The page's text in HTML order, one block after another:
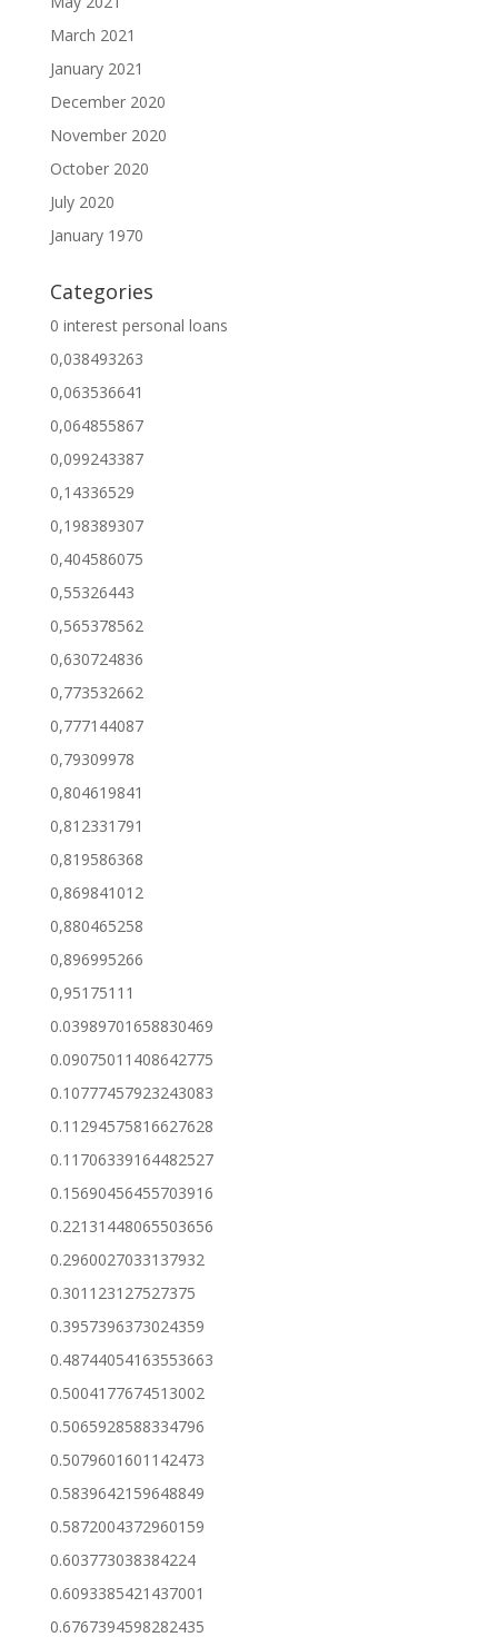
March 2021
January 2021
December 2020
November 2020
October 2020
July 2020
January 1970
Categories
0 interest personal loans
0,038493263
0,063536641
0,064855867
0,099243387
0,14336529
0,198389307
0,404586075
0,55326443
0,565378562
0,630724836
0,773532662
0,777144087
0,79309978
0,804619841
0,812331791
0,819586368
0,869841012
0,880465258
0,896995266
0,95175111
0.03989701658830469
0.09075011408642775
0.10777457923243083
0.11294575816627628
0.11706339164482527
0.15690456455703916
0.22131448065503656
0.2960027033137932
0.301123127527375
0.3957396373024359
0.48744054163553663
0.5004177674513002
0.5065928588334796
0.5079601601142473
0.5839642159648849
0.5872004372960159
0.603773038384224
0.6093385421437001
0.6767394598282435